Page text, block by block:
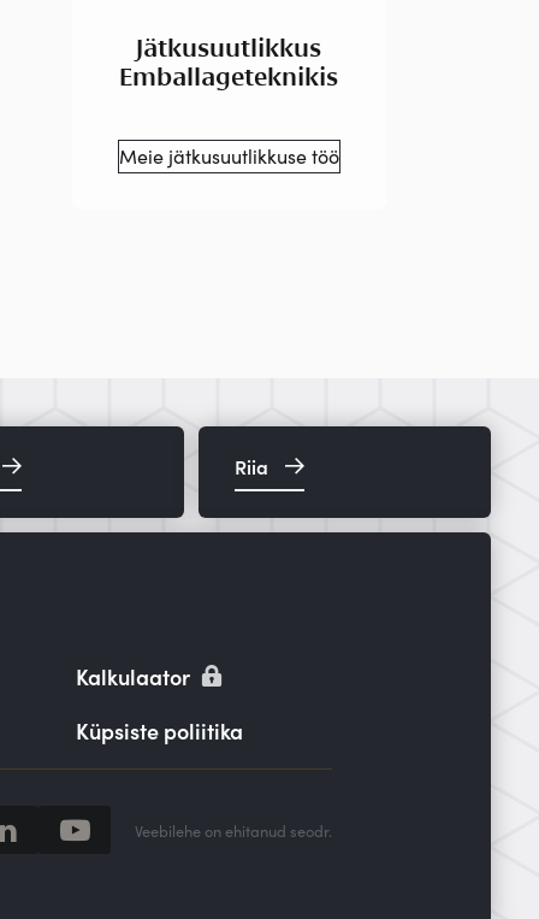
Jätkusuutlikkus
Emballageteknikis
Meie jätkusuutlikkuse töö
Riia
Kalkulaator
Küpsiste poliitika